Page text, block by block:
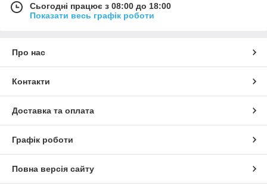
Сьогодні працює з 08:00 до 18:00
Показати весь графік роботи
Про нас
Контакти
Доставка та оплата
Графік роботи
Повна версія сайту